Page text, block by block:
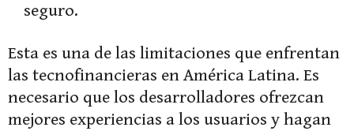
seguro.
Esta es una de las limitaciones que enfrentan
las tecnofinancieras en América Latina. Es
necesario que los desarrolladores ofrezcan
mejores experiencias a los usuarios y hagan